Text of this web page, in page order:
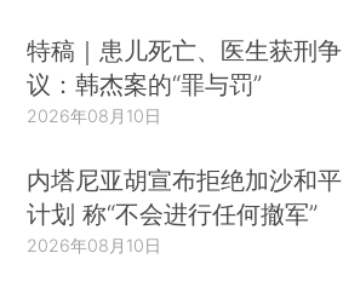
特稿｜患儿死亡、医生获刑争
议：韩杰案的“罪与罚”
2026年08月10日
内塔尼亚胡宣布拒绝加沙和平
计划 称“不会进行任何撤军”
2026年08月10日